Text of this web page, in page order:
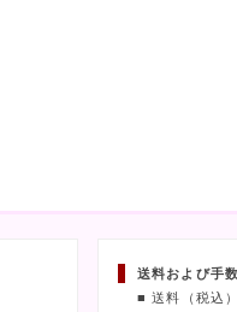
送料および手
■ 送料（税込